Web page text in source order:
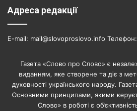
Адреса редакції
E-mail: mail@slovoproslovo.info
Газета «Слово про Слово» є
виданням, яке створене та діє з
духовності українського народу.
Основними принципами, якими
Слово» в роботі є